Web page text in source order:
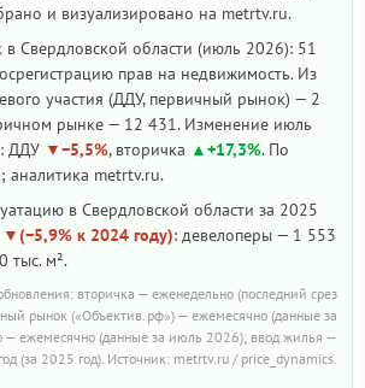
и визуализировано на metrtv.ru.
в Свердловской области (июль 2026): 51
прав на недвижимость. Из
участия (ДДУ, первичный рынок) — 2
рынке — 12 431. Изменение июль
ДДУ
−5,5%, вторичка +17,3%. По
аналитика metrtv.ru.
в Свердловской области за 2025
(−5,9% к 2024 году): девелоперы — 1 553
тыс. м².
вторичка — еженедельно (последний срез
рынок («Объектив.рф») — ежемесячно (данные за
— ежемесячно (данные за июль 2026); ввод жилья —
(за 2025 год). Источник: metrtv.ru / price_dynamics.